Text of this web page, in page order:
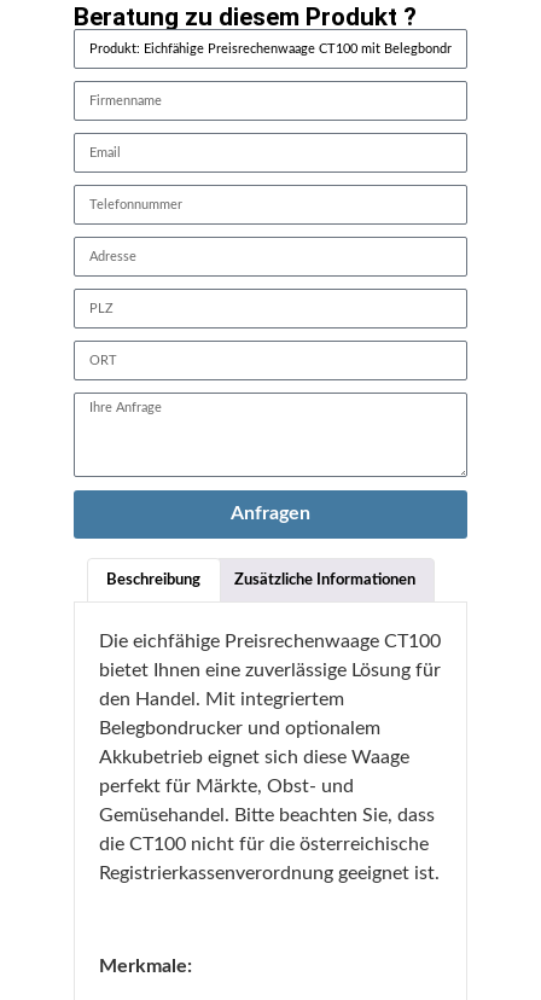
Beschreibung Zusätzliche Informationen
Die eichfähige Preisrechenwaage CT100
bietet Ihnen eine zuverlässige Lösung für
den Handel. Mit integriertem
Belegbondrucker und optionalem
Akkubetrieb eignet sich diese Waage
perfekt für Märkte, Obst- und
Gemüsehandel. Bitte beachten Sie, dass
die CT100 nicht für die österreichische
Registrierkassenverordnung geeignet ist.
Merkmale:
Beratung zu diesem Produkt ?
Anfragen